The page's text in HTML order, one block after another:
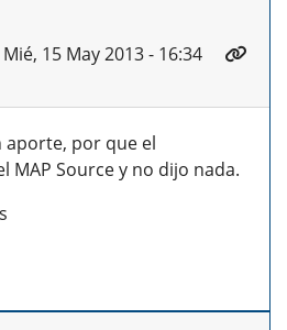
Mié, 15 May 2013 - 16:34
aporte, por que el
MAP Source y no dijo nada.